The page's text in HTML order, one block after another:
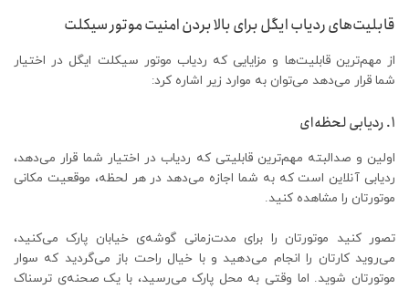
قابلیت‌های ردیاب ایگل برای بالا بردن امنیت موتور سیکلت
از مهم‌ترین قابلیت‌ها و مزایایی که ردیاب موتور سیکلت ایگل در اختیار
شما قرار می‌دهد می‌توان به موارد زیر اشاره کرد:
۱. ردیابی لحظه‌ای
اولین و صدالبته مهم‌ترین قابلیتی که ردیاب در اختیار شما قرار می‌دهد،
ردیابی آنلاین است که به شما اجازه می‌دهد در هر لحظه، موقعیت مکانی
موتورتان را مشاهده کنید.
تصور کنید موتورتان را برای مدت‌زمانی گوشه‌ی خیابان پارک می‌کنید،
می‌روید کارتان را انجام می‌دهید و با خیال راحت باز می‌گردید که سوار
موتورتان شوید. اما وقتی به محل پارک می‌رسید، با یک صحنه‌ی ترسناک